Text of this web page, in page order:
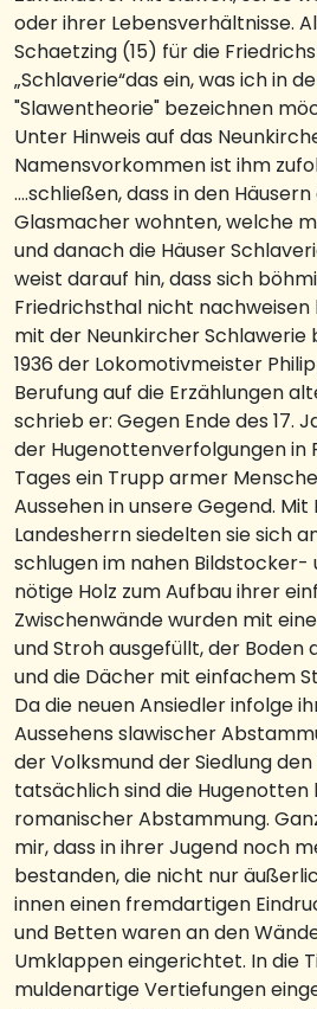
oder ihrer Lebensverhältnisse.
Schaetzing (15) für die
„Schlaverie“das ein, was ich in
"Slawentheorie" bezeichnen
Unter Hinweis auf das
Namensvorkommen ist ihm
….schließen, dass in den
Glasmacher wohnten, welche
und danach die Häuser
weist darauf hin, dass sich
Friedrichsthal nicht nachweisen
mit der Neunkircher
1936 der Lokomotivmeister
Berufung auf die Erzählungen
schrieb er: Gegen Ende des 17.
der Hugenottenverfolgungen in
Tages ein Trupp armer
Aussehen in unsere Gegend. Mit
Landesherrn siedelten sie sich
schlugen im nahen Bildstocker-
nötige Holz zum Aufbau ihrer
Zwischenwände wurden mit
und Stroh ausgefüllt, der Boden
und die Dächer mit einfachem
Da die neuen Ansiedler infolge
Aussehens slawischer
der Volksmund der Siedlung den
tatsächlich sind die
romanischer Abstammung.
mir, dass in ihrer Jugend noch
bestanden, die nicht nur
innen einen fremdartigen
und Betten waren an den
Umklappen eingerichtet. In die
muldenartige Vertiefungen